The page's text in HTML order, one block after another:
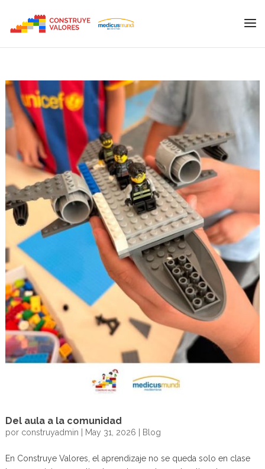
Del aula a la comunidad
por construyadmin | May 31, 2026 | Blog
En Construye Valores, el aprendizaje no se queda solo en clase